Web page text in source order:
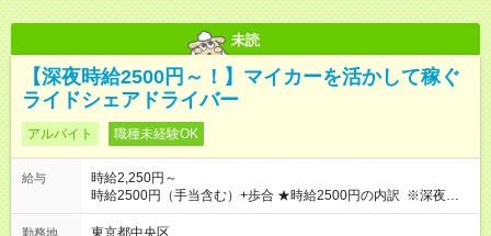
未読
【深夜時給2500円～！】マイカーを活かして稼ぐ
ライドシェアドライバー
アルバイト 職種未経験OK
給与
時給2,250円～
時給2500円（手当含む）+歩合 ★時給2500円の内訳 ※深夜手当
含む ・基本時給：1750円 ・燃料手当：375円 ・通信手当：125
円 ・特別手当：250円 ※ ※特別手当250円は期間限定の金額で
勤務地 東京都中央区